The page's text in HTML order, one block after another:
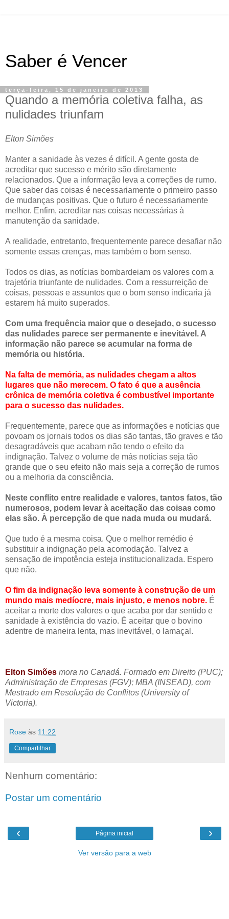
Saber é Vencer
terça-feira, 15 de janeiro de 2013
Quando a memória coletiva falha, as
nulidades triunfam
Elton Simões
Manter a sanidade às vezes é difícil. A gente gosta de
acreditar que sucesso e mérito são diretamente
relacionados. Que a informação leva a correções de rumo.
Que saber das coisas é necessariamente o primeiro passo
de mudanças positivas. Que o futuro é necessariamente
melhor. Enfim, acreditar nas coisas necessárias à
manutenção da sanidade.
A realidade, entretanto, frequentemente parece desafiar não
somente essas crenças, mas também o bom senso.
Todos os dias, as notícias bombardeiam os valores com a
trajetória triunfante de nulidades. Com a ressurreição de
coisas, pessoas e assuntos que o bom senso indicaria já
estarem há muito superados.
Com uma frequência maior que o desejado, o sucesso
das nulidades parece ser permanente e inevitável. A
informação não parece se acumular na forma de
memória ou história.
Na falta de memória, as nulidades chegam a altos
lugares que não merecem. O fato é que a ausência
crônica de memória coletiva é combustível importante
para o sucesso das nulidades.
Frequentemente, parece que as informações e notícias que
povoam os jornais todos os dias são tantas, tão graves e tão
desagradáveis que acabam não tendo o efeito da
indignação. Talvez o volume de más notícias seja tão
grande que o seu efeito não mais seja a correção de rumos
ou a melhoria da consciência.
Neste conflito entre realidade e valores, tantos fatos, tão
numerosos, podem levar à aceitação das coisas como
elas são. À percepção de que nada muda ou mudará.
Que tudo é a mesma coisa. Que o melhor remédio é
substituir a indignação pela acomodação. Talvez a
sensação de impotência esteja institucionalizada. Espero
que não.
O fim da indignação leva somente à construção de um
mundo mais medíocre, mais injusto, e menos nobre. É
aceitar a morte dos valores o que acaba por dar sentido e
sanidade à existência do vazio. É aceitar que o bovino
adentre de maneira lenta, mas inevitável, o lamaçal.
Elton Simões mora no Canadá. Formado em Direito (PUC);
Administração de Empresas (FGV); MBA (INSEAD), com
Mestrado em Resolução de Conflitos (University of
Victoria).
Rose às 11:22
Compartilhar
Nenhum comentário:
Postar um comentário
‹ ›
Página inicial
Ver versão para a web